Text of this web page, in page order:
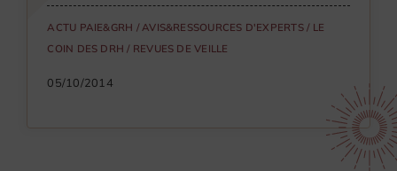
ACTU PAIE&GRH / AVIS&RESSOURCES D'EXPERTS/ LE
COIN DES DRH / REVUES DE VEILLE
05/10/2014